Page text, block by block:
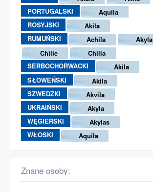
PORTUGALSKI
Aquila
ROSYJSKI
Akila
RUMUŃSKI
Achila
Akyla
Chilie
Chilia
SERBOCHORWACKI
Akila
SŁOWEŃSKI
Akila
SZWEDZKI
Akvila
UKRAIŃSKI
Akyla
WĘGIERSKI
Akylas
WŁOSKI
Aquila
Znane osoby: